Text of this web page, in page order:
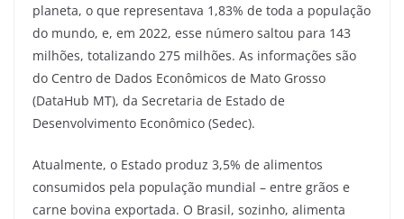
planeta, o que representava 1,83% de toda a população
do mundo, e, em 2022, esse número saltou para 143
milhões, totalizando 275 milhões. As informações são
do Centro de Dados Econômicos de Mato Grosso
(DataHub MT), da Secretaria de Estado de
Desenvolvimento Econômico (Sedec).
Atualmente, o Estado produz 3,5% de alimentos
consumidos pela população mundial – entre grãos e
carne bovina exportada. O Brasil, sozinho, alimenta